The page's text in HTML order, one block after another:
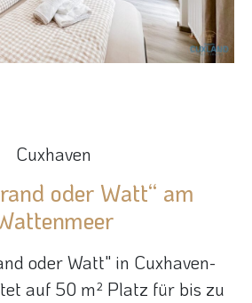
Cuxhaven
oder Watt“ am
oder Watt" in Cuxhaven-
auf 50 m² Platz für bis zu